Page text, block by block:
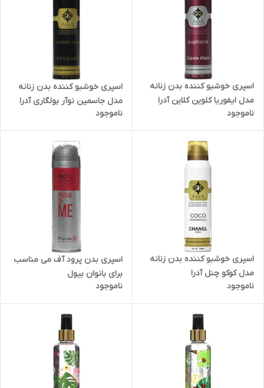
اسپری خوشبو کننده بدن زنانه
مدل ایفوریا کلوین کلاین آدرا
ناموجود
اسپری خوشبو کننده بدن زنانه
مدل جاسمین نوآر بولگاری آدرا
ناموجود
اسپری خوشبو کننده بدن زنانه
مدل کوکو چنل آدرا
ناموجود
اسپری بدن پرود آف می مناسب
برای بانوان بیول
ناموجود